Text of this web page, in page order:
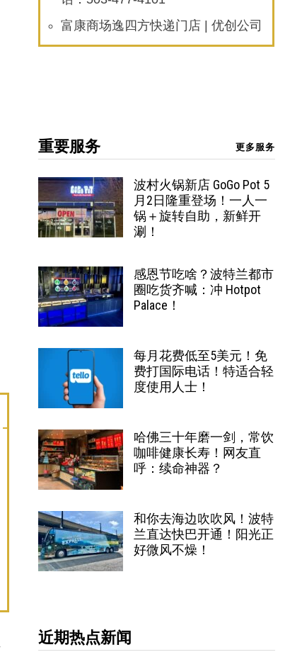
富康商场逸四方快递门店 | 优创公司
重要服务 更多服务
波村火锅新店 GoGo Pot 5
月2日隆重登场！一人一
锅＋旋转自助，新鲜开
涮！
感恩节吃啥？波特兰都市
圈吃货齐喊：冲 Hotpot
Palace！
每月花费低至5美元！免
费打国际电话！特适合轻
度使用人士！
哈佛三十年磨一剑，常饮
咖啡健康长寿！网友直
呼：续命神器？
和你去海边吹吹风！波特
兰直达快巴开通！阳光正
好微风不燥！
近期热点新闻